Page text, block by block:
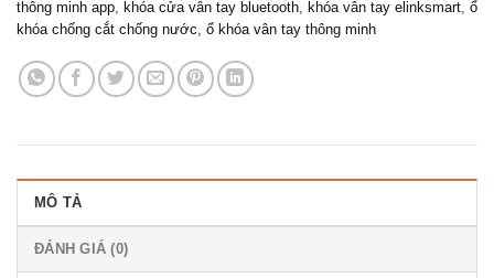
thông minh app, khóa cửa vân tay bluetooth, khóa vân tay elinksmart, ổ
khóa chống cắt chống nước, ổ khóa vân tay thông minh
MÔ TẢ
ĐÁNH GIÁ (0)